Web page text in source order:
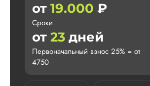
от 19.000 ₽
Сроки
от 23 дней
Первоначальный взнос 25% = от
4750